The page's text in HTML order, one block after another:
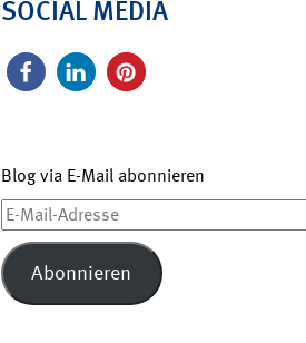
SOCIAL MEDIA
Blog via E-Mail abonnieren
E-
Mail-
Adresse
Abonnieren